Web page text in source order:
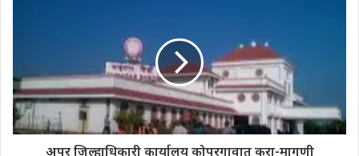
अपर जिल्हाधिकारी कार्यालय कोपरगावात करा-मागणी